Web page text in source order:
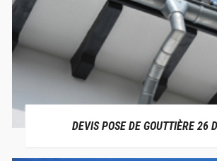
DEVIS POSE DE GOUTTIÈRE 26